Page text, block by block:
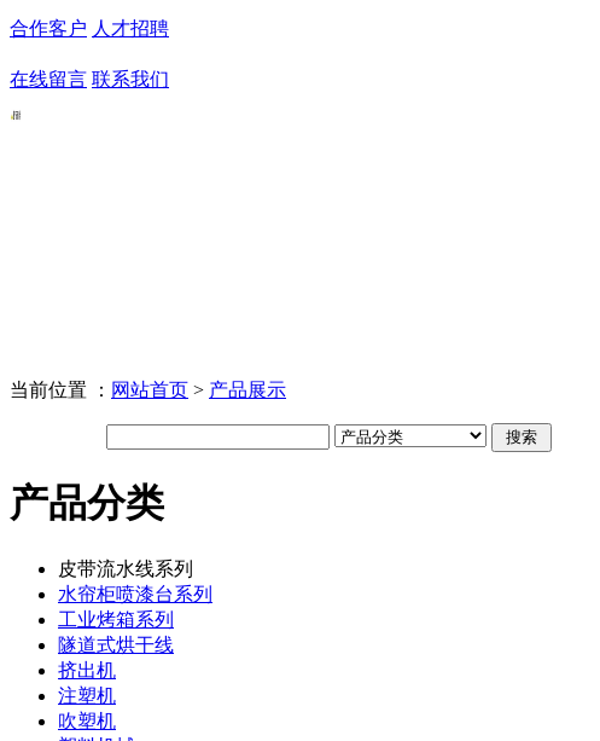
合作客户 人才招聘
在线留言 联系我们
当前位置 ： 网站首页 > 产品展示
产品分类
皮带流水线系列
水帘柜喷漆台系列
工业烤箱系列
隧道式烘干线
挤出机
注塑机
吹塑机